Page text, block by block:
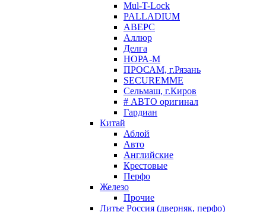
Mul-T-Lock
PALLADIUM
АВЕРС
Аллюр
Делга
НОРА-М
ПРОСАМ, г.Рязань
SECUREMME
Сельмаш, г.Киров
# АВТО оригинал
Гардиан
Китай
Аблой
Авто
Английские
Крестовые
Перфо
Железо
Прочие
Литье Россия (дверняк, перфо)